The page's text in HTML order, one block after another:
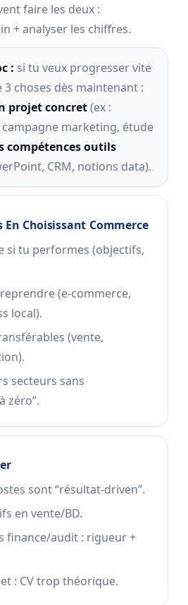
faire les deux :
+ analyser les chiffres.
: si tu veux progresser vite
3 choses dès maintenant :
projet concret(ex :
marketing, étude
compétences outils
CRM, notions data).
En Choisissant Commerce
si tu performes (objectifs,
(e-commerce,
local).
(vente,
secteurs sans
zéro”.
sont “résultat-driven”.
en vente/BD.
finance/audit : rigueur +
: CV trop théorique.